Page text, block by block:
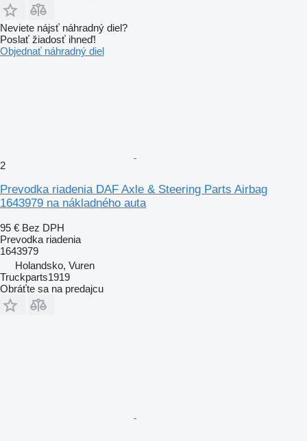
Neviete nájsť náhradný diel?
Poslať žiadosť ihneď!
Objednať náhradný diel
2
Prevodka riadenia DAF Axle & Steering Parts Airbag
1643979 na nákladného auta
95 € Bez DPH
Prevodka riadenia
1643979
Holandsko, Vuren
Truckparts1919
Obráťte sa na predajcu